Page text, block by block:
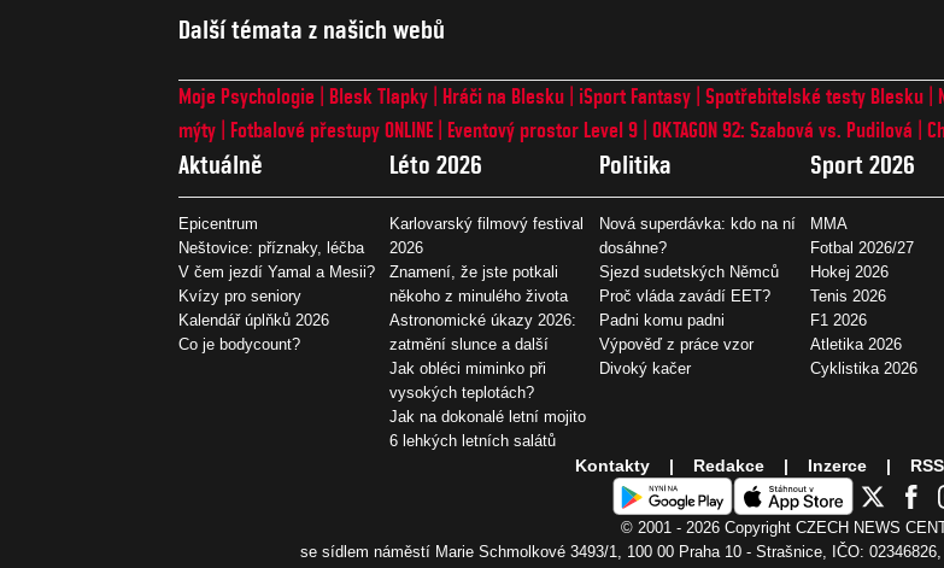
Další témata z našich webů
Moje Psychologie Blesk Tlapky Hráči na Blesku iSport Fantasy Spotřebitelské testy Blesku
mýty
Fotbalové přestupy ONLINE Eventový prostor Level 9 OKTAGON 92: Szabová vs. Pudilová
Aktuálně
Epicentrum
Neštovice: příznaky, léčba
V čem jezdí Yamal a Mesii?
Kvízy pro seniory
Kalendář úplňků 2026
Co je bodycount?
Léto 2026
Karlovarský filmový festival
2026
Znamení, že jste potkali
někoho z minulého života
Astronomické úkazy 2026:
zatmění slunce a další
Jak obléci miminko při
vysokých teplotách?
Jak na dokonalé letní mojito
6 lehkých letních salátů
Politika
Nová superdávka: kdo na ní
dosáhne?
Sjezd sudetských Němců
Proč vláda zavádí EET?
Padni komu padni
Výpověď z práce vzor
Divoký kačer
Sport 2026
MMA
Fotbal 2026/27
Hokej 2026
Tenis 2026
F1 2026
Atletika 2026
Cyklistika 2026
Kontakty Redakce Inzerce RSS
© 2001 - 2026 Copyright CZECH NEWS
se sídlem náměstí Marie Schmolkové 3493/1, 100 00 Praha 10 - Strašnice, IČO: